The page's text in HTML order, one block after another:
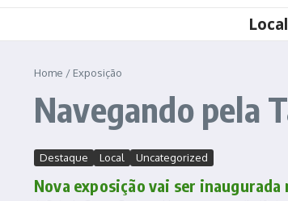
Local
Home / Exposição
Navegando pela
Destaque Local Uncategorized
Nova exposição vai ser